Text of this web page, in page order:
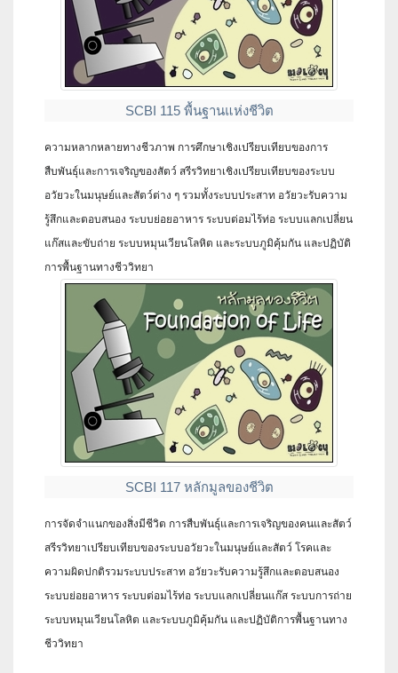
SCBI 115 พื้นฐานแห่งชีวิต
ความหลากหลายทางชีวภาพ การศึกษาเชิงเปรียบเทียบของการ
สืบพันธุ์และการเจริญของสัตว์ สรีรวิทยาเชิงเปรียบเทียบของระบบ
อวัยวะในมนุษย์และสัตว์ต่าง ๆ รวมทั้งระบบประสาท อวัยวะรับความ
รู้สึกและตอบสนอง ระบบย่อยอาหาร ระบบต่อมไร้ท่อ ระบบแลกเปลี่ยน
แก๊สและขับถ่าย ระบบหมุนเวียนโลหิต และระบบภูมิคุ้มกัน และปฏิบัติ
การพื้นฐานทางชีววิทยา
SCBI 117 หลักมูลของชีวิต
การจัดจำแนกของสิ่งมีชีวิต การสืบพันธุ์และการเจริญของคนและสัตว์
สรีรวิทยาเปรียบเทียบของระบบอวัยวะในมนุษย์และสัตว์ โรคและ
ความผิดปกติรวมระบบประสาท อวัยวะรับความรู้สึกและตอบสนอง
ระบบย่อยอาหาร ระบบต่อมไร้ท่อ ระบบแลกเปลี่ยนแก๊ส ระบบการถ่าย
ระบบหมุนเวียนโลหิต และระบบภูมิคุ้มกัน และปฏิบัติการพื้นฐานทาง
ชีววิทยา